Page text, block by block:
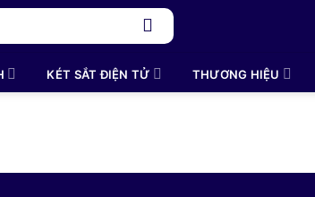
KÉT SẮT ĐIỆN TỬ THƯƠNG HIỆU